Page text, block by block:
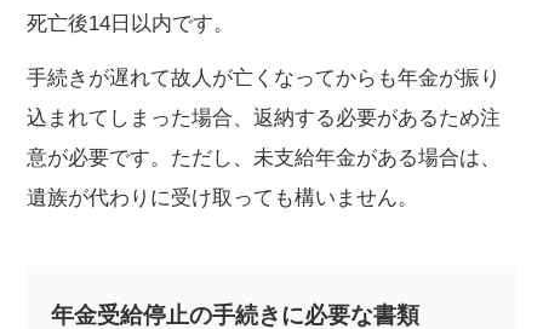
死亡後14日以内です。
手続きが遅れて故人が亡くなってからも年金が振り
込まれてしまった場合、返納する必要があるため注
意が必要です。ただし、未支給年金がある場合は、
遺族が代わりに受け取っても構いません。
年金受給停止の手続きに必要な書類